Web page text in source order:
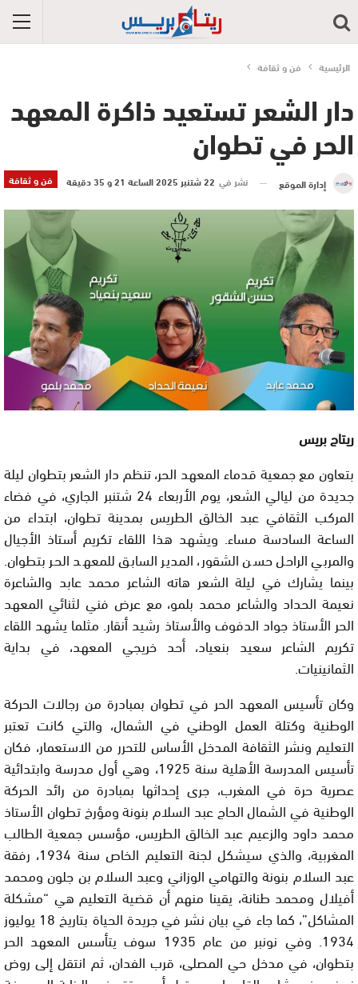
الرئيسية فن و ثقافة
دار الشعر تستعيد ذاكرة المعهد
الحر في تطوان
فن و ثقافة إدارة الموقع نشر في 22 شتنبر 2025 الساعة 21 و 35 دقيقة
ريتاج بريس
بتعاون مع جمعية قدماء المعهد الحر، تنظم دار الشعر بتطوان ليلة
جديدة من ليالي الشعر، يوم الأربعاء 24 شتنبر الجاري، في فضاء
المركب الثقافي عبد الخالق الطريس بمدينة تطوان، ابتداء من
الساعة السادسة مساء. ويشهد هذا اللقاء تكريم أستاذ الأجيال
والمربي الراحل حسن الشقور، المدير السابق للمعهد الحر بتطوان.
بينما يشارك في ليلة الشعر هاته الشاعر محمد عابد والشاعرة
نعيمة الحداد والشاعر محمد بلمو، مع عرض فني لثنائي المعهد
الحر الأستاذ جواد الدفوف والأستاذ رشيد أنقار. مثلما يشهد اللقاء
تكريم الشاعر سعيد بنعياد، أحد خريجي المعهد، في بداية
الثمانينيات.
وكان تأسيس المعهد الحر في تطوان بمبادرة من رجالات الحركة
الوطنية وكتلة العمل الوطني في الشمال، والتي كانت تعتبر
التعليم ونشر الثقافة المدخل الأساس للتحرر من الاستعمار، فكان
تأسيس المدرسة الأهلية سنة 1925، وهي أول مدرسة وابتدائية
عصرية حرة في المغرب، جرى إحداثها بمبادرة من رائد الحركة
الوطنية في الشمال الحاج عبد السلام بنونة ومؤرخ تطوان الأستاذ
محمد داود والزعيم عبد الخالق الطريس، مؤسس جمعية الطالب
المغربية، والذي سيشكل لجنة التعليم الخاص سنة 1934، رفقة
عبد السلام بنونة والتهامي الوزاني وعبد السلام بن جلون ومحمد
أفيلال ومحمد طنانة، يقينا منهم أن قضية التعليم هي “مشكلة
المشاكل”، كما جاء في بيان نشر في جريدة الحياة بتاريخ 18 يوليوز
1934. وفي نونبر من عام 1935 سوف يتأسس المعهد الحر
بتطوان، في مدخل حي المصلى، قرب الفدان، ثم انتقل إلى روض